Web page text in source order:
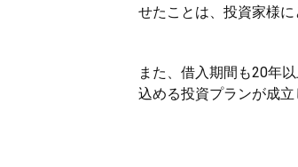
せたことは、投資家様に
また、借入期間も20年
込める投資プランが成立